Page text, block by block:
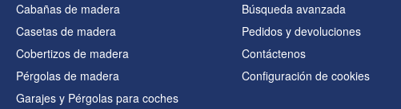
Búsqueda avanzada
Pedidos y devoluciones
Contáctenos
Configuración de cookies
Cabañas de madera
Casetas de madera
Cobertizos de madera
Pérgolas de madera
Garajes y Pérgolas para coches